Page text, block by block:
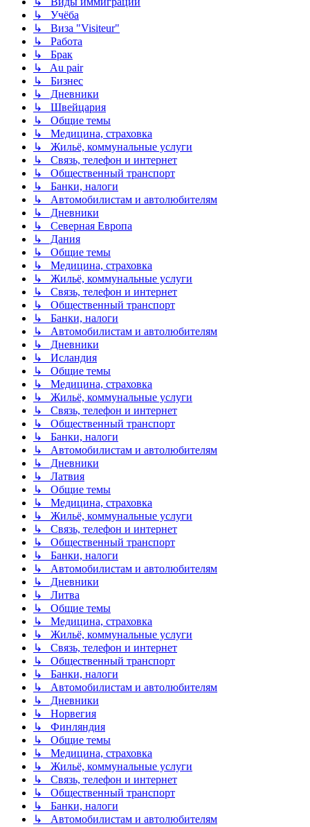
↳ Учёба
↳ Виза "Visiteur"
↳ Работа
↳ Брак
↳ Au pair
↳ Бизнес
↳ Дневники
↳ Швейцария
↳ Общие темы
↳ Медицина, страховка
↳ Жильё, коммунальные услуги
↳ Связь, телефон и интернет
↳ Общественный транспорт
↳ Банки, налоги
↳ Автомобилистам и автолюбителям
↳ Дневники
↳ Северная Европа
↳ Дания
↳ Общие темы
↳ Медицина, страховка
↳ Жильё, коммунальные услуги
↳ Связь, телефон и интернет
↳ Общественный транспорт
↳ Банки, налоги
↳ Автомобилистам и автолюбителям
↳ Дневники
↳ Исландия
↳ Общие темы
↳ Медицина, страховка
↳ Жильё, коммунальные услуги
↳ Связь, телефон и интернет
↳ Общественный транспорт
↳ Банки, налоги
↳ Автомобилистам и автолюбителям
↳ Дневники
↳ Латвия
↳ Общие темы
↳ Медицина, страховка
↳ Жильё, коммунальные услуги
↳ Связь, телефон и интернет
↳ Общественный транспорт
↳ Банки, налоги
↳ Автомобилистам и автолюбителям
↳ Дневники
↳ Литва
↳ Общие темы
↳ Медицина, страховка
↳ Жильё, коммунальные услуги
↳ Связь, телефон и интернет
↳ Общественный транспорт
↳ Банки, налоги
↳ Автомобилистам и автолюбителям
↳ Дневники
↳ Норвегия
↳ Финляндия
↳ Общие темы
↳ Медицина, страховка
↳ Жильё, коммунальные услуги
↳ Связь, телефон и интернет
↳ Общественный транспорт
↳ Банки, налоги
↳ Автомобилистам и автолюбителям